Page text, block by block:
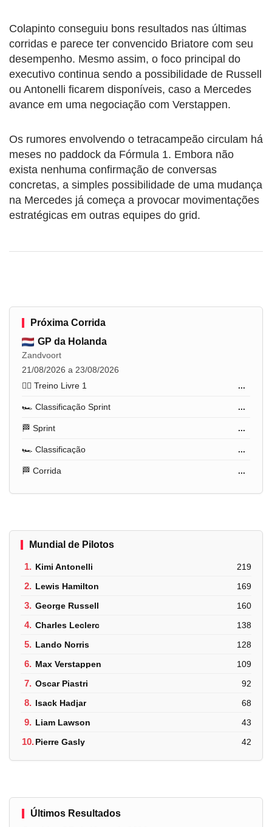
Colapinto conseguiu bons resultados nas últimas
corridas e parece ter convencido Briatore com seu
desempenho. Mesmo assim, o foco principal do
executivo continua sendo a possibilidade de Russell
ou Antonelli ficarem disponíveis, caso a Mercedes
avance em uma negociação com Verstappen.
Os rumores envolvendo o tetracampeão circulam há
meses no paddock da Fórmula 1. Embora não
exista nenhuma confirmação de conversas
concretas, a simples possibilidade de uma mudança
na Mercedes já começa a provocar movimentações
estratégicas em outras equipes do grid.
Próxima Corrida
GP da Holanda
Zandvoort
21/08/2026 a 23/08/2026
🏋️‍♂️ Treino Livre 1
...
🏎️ Classificação Sprint ...
🏁 Sprint ...
🏎️ Classificação ...
🏁 Corrida ...
Mundial de Pilotos
1. Kimi Antonelli 219
2. Lewis Hamilton 169
3. George Russell 160
4. Charles Leclerc 138
5. Lando Norris 128
6. Max Verstappen 109
7. Oscar Piastri 92
8. Isack Hadjar 68
9. Liam Lawson 43
10.Pierre Gasly 42
Últimos Resultados